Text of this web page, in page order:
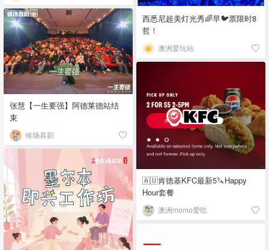
西悉尼超美灯光秀🌈早🐦票限时8
哲！
澳洲爱玩站
张慧【一生要强】阿德莱德站结
束
候场喜剧
🇦🇺肯德基KFC最新5🔪Happy
Hour套餐
澳洲momo爱吃